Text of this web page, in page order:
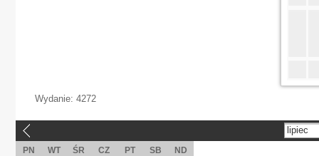
Wydanie: 4272
lipiec
PN WT ŚR CZ PT SB
ND